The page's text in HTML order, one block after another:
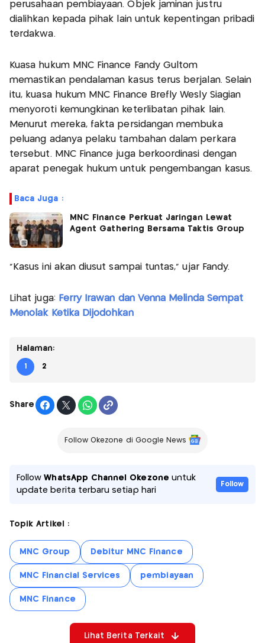
perusahaan pembiayaan. Objek jaminan justru
dialihkan kepada pihak lain untuk kepentingan pribadi
terdakwa.
Kuasa hukum MNC Finance Fandy Gultom
memastikan pendalaman kasus terus berjalan. Selain
itu, kuasa hukum MNC Finance Brefly Wesly Siagian
menyoroti kemungkinan keterlibatan pihak lain.
Menurut mereka, fakta persidangan membuka
peluang adanya pelaku tambahan dalam perkara
tersebut. MNC Finance juga berkoordinasi dengan
aparat penegak hukum untuk pengembangan kasus.
Baca Juga :
MNC Finance Perkuat Jaringan Lewat
Agent Gathering Bersama Taktis Group
“Kasus ini akan diusut sampai tuntas,” ujar Fandy.
Lihat juga: Ferry Irawan dan Venna Melinda Sempat
Menolak Ketika Dijodohkan
Halaman:
1 2
Share
Follow Okezone di Google News
FollowWhatsApp Channel Okezone untuk
update berita terbaru setiap hari
Follow
Topik Artikel :
MNC Group Debitur MNC Finance
MNC Financial Services pembiayaan
MNC Finance
Lihat Berita Terkait